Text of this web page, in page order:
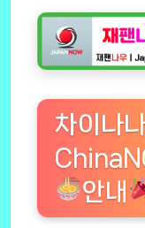
차이나
안내